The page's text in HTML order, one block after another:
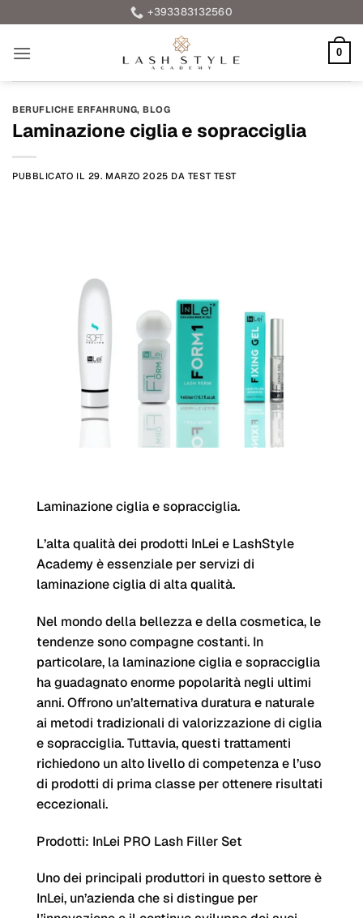
ai
contenuti
+393383132560
0
BERUFLICHE ERFAHRUNG,BLOG
Laminazione ciglia e sopracciglia
PUBBLICATO IL 29. MARZO 2025 DA TEST TEST
Laminazione ciglia e sopracciglia.
L’alta qualità dei prodotti InLei e LashStyle
Academy è essenziale per servizi di
laminazione ciglia di alta qualità.
Nel mondo della bellezza e della cosmetica, le
tendenze sono compagne costanti. In
particolare, la laminazione ciglia e sopracciglia
ha guadagnato enorme popolarità negli ultimi
anni. Offrono un’alternativa duratura e naturale
ai metodi tradizionali di valorizzazione di ciglia
e sopracciglia. Tuttavia, questi trattamenti
richiedono un alto livello di competenza e l’uso
di prodotti di prima classe per ottenere risultati
eccezionali.
Prodotti: InLei PRO Lash Filler Set
Uno dei principali produttori in questo settore è
InLei, un’azienda che si distingue per